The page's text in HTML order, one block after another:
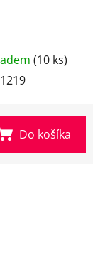
(10 ks)
Do košíka